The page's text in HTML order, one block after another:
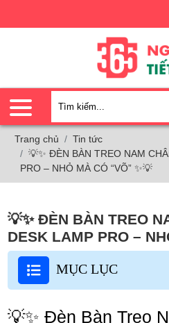
Trang chủ
Tin tức
💡✨ ĐÈN BÀN TREO NAM
PRO – NHỎ MÀ CÓ “VÕ” ✨💡
💡✨ ĐÈN BÀN TREO
DESK LAMP PRO –
MỤC LỤC
💡✨ Đèn Bàn Treo